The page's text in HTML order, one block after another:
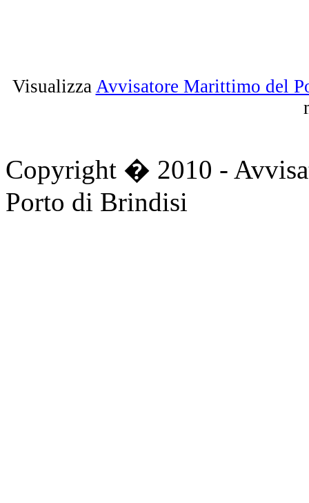
Visualizza Avvisatore Marittimo del
Copyright � 2010 -
Porto di Brindisi